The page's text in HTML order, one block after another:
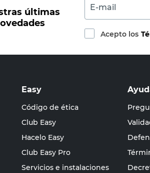
últimas
E-mail
Acepto los
Easy
Código de ética
Club Easy
Hacelo Easy
Club Easy Pro
Servicios e instalaciones